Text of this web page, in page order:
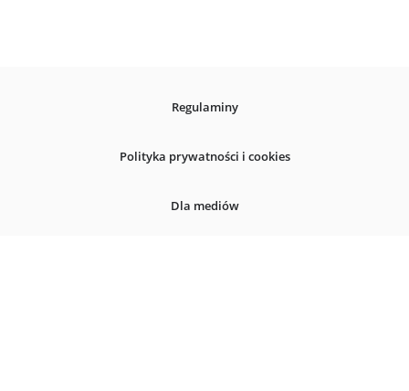
Regulaminy
Polityka prywatności i cookies
Dla mediów